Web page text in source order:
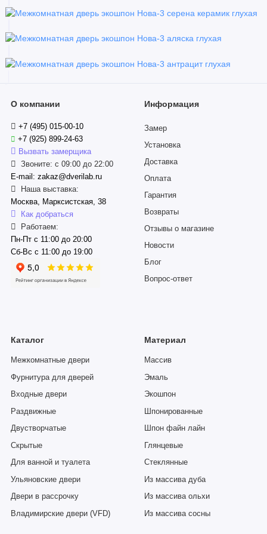
О компании
+7 (495) 015-00-10
+7 (925) 899-24-63
Вызвать замерщика
Звоните: с 09:00 до 22:00
E-mail: zakaz@dverilab.ru
Наша выставка:
Москва, Марксистская, 38
Как добраться
Работаем:
Пн-Пт с 11:00 до 20:00
Сб-Вс с 11:00 до 19:00
Информация
Замер
Установка
Доставка
Оплата
Гарантия
Возвраты
Отзывы о магазине
Новости
Блог
Вопрос-ответ
Каталог
Межкомнатные двери
Фурнитура для дверей
Входные двери
Раздвижные
Двустворчатые
Скрытые
Для ванной и туалета
Ульяновские двери
Двери в рассрочку
Владимирские двери (VFD)
Материал
Массив
Эмаль
Экошпон
Шпонированные
Шпон файн лайн
Глянцевые
Стеклянные
Из массива дуба
Из массива ольхи
Из массива сосны